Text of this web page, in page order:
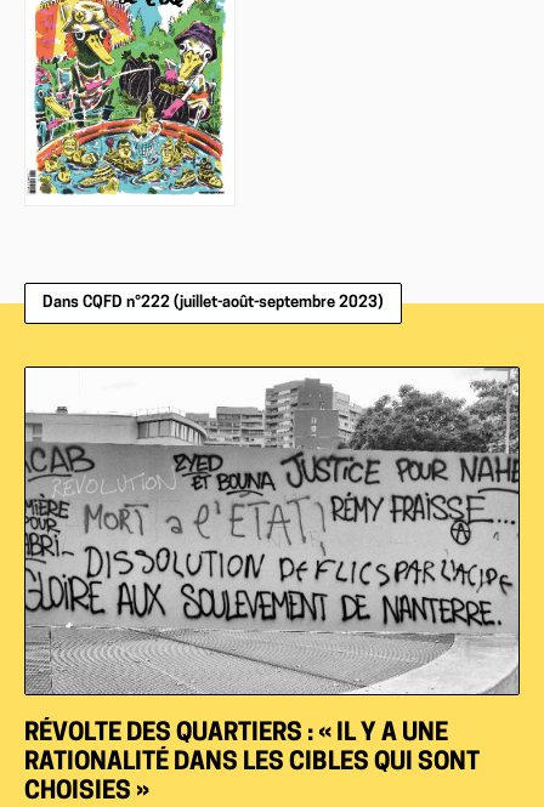
Dans CQFD n°222 (juillet-août-septembre 2023)
RÉVOLTE DES QUARTIERS : « IL Y A UNE
RATIONALITÉ DANS LES CIBLES QUI SONT
CHOISIES »